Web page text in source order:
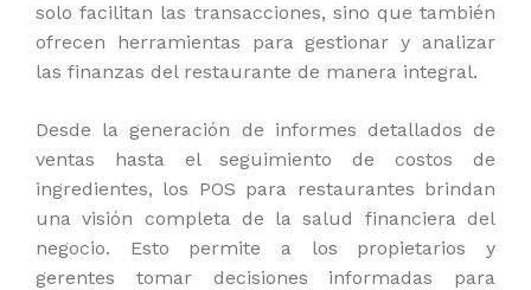
solo facilitan las transacciones, sino que también
ofrecen herramientas para gestionar y analizar
las finanzas del restaurante de manera integral.
Desde la generación de informes detallados de
ventas hasta el seguimiento de costos de
ingredientes, los POS para restaurantes brindan
una visión completa de la salud financiera del
negocio. Esto permite a los propietarios y
gerentes tomar decisiones informadas para